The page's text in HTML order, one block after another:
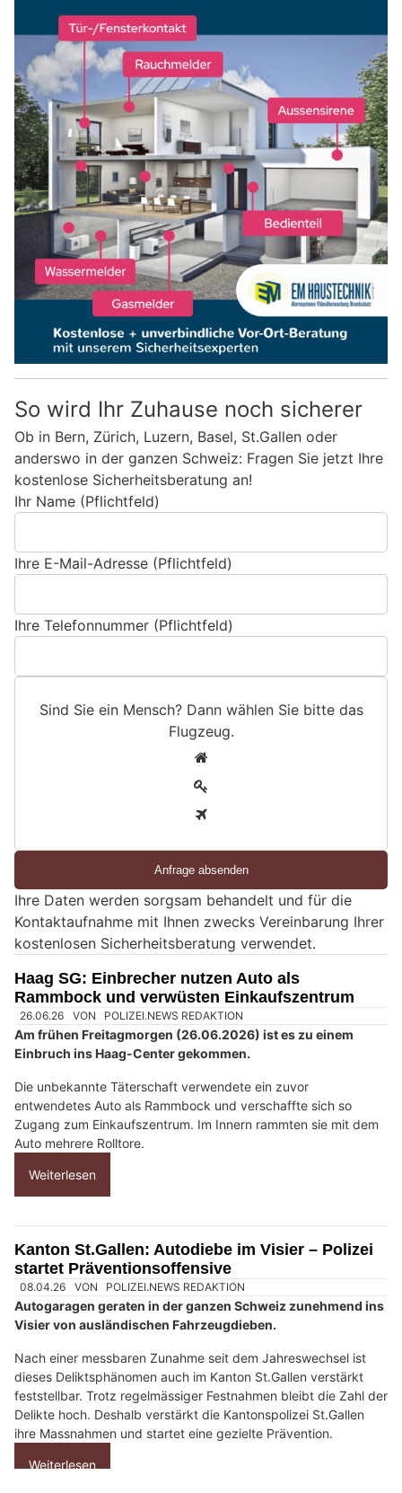
So wird Ihr Zuhause noch sicherer
Ob in Bern, Zürich, Luzern, Basel, St.Gallen oder
anderswo in der ganzen Schweiz: Fragen Sie jetzt Ihre
kostenlose Sicherheitsberatung an!
Ihr Name (Pflichtfeld)
Ihre E-Mail-Adresse (Pflichtfeld)
Ihre Telefonnummer (Pflichtfeld)
Sind Sie ein Mensch? Dann wählen Sie bitte das
Flugzeug.
e
i
n
e
n
s
c
?
D
a
n
ä
h
l
e
n
S
i
e
b
i
t
t
Ihre Daten werden sorgsam behandelt und für die
Kontaktaufnahme mit Ihnen zwecks Vereinbarung Ihrer
kostenlosen Sicherheitsberatung verwendet.
Haag SG: Einbrecher nutzen Auto als
Rammbock und verwüsten Einkaufszentrum
26.06.26 VON POLIZEI.NEWS REDAKTION
Am frühen Freitagmorgen (26.06.2026) ist es zu einem
Einbruch ins Haag-Center gekommen.
Die unbekannte Täterschaft verwendete ein zuvor
entwendetes Auto als Rammbock und verschaffte sich so
Zugang zum Einkaufszentrum. Im Innern rammten sie mit dem
Auto mehrere Rolltore.
Weiterlesen